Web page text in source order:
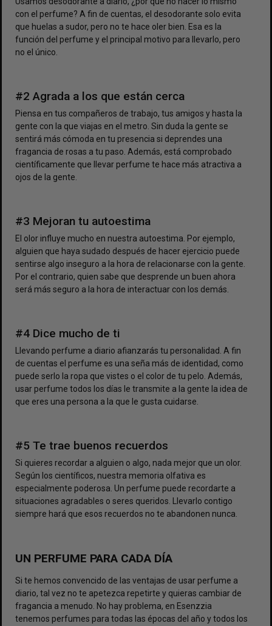
con el perfume? A fin de cuentas, el desodorante solo evita
que huelas a sudor, pero no te hace oler bien. Esa es la
función del perfume y el principal motivo para llevarlo, pero
no el único.
#2 Agrada a los que están cerca
Piensa en tus compañeros de trabajo, tus amigos y hasta la
gente con la que viajas en el metro. Sin duda la gente se
sentirá más cómoda en tu presencia si deprendes una
fragancia de rosas a tu paso. Además, está comprobado
científicamente que llevar perfume te hace más atractiva a
ojos de la gente.
#3 Mejoran tu autoestima
El olor influye mucho en nuestra autoestima. Por ejemplo,
alguien que haya sudado después de hacer ejercicio puede
sentirse algo inseguro a la hora de relacionarse con la gente.
Por el contrario, quien sabe que desprende un buen ahora
será más seguro a la hora de interactuar con los demás.
#4 Dice mucho de ti
Llevando perfume a diario afianzarás tu personalidad. A fin
de cuentas el perfume es una seña más de identidad, como
puede serlo la ropa que vistes o el color de tu pelo. Además,
usar perfume todos los días le transmite a la gente la idea de
que eres una persona a la que le gusta cuidarse.
#5 Te trae buenos recuerdos
Si quieres recordar a alguien o algo, nada mejor que un olor.
Según los científicos, nuestra memoria olfativa es
especialmente poderosa. Un perfume puede recordarte a
situaciones agradables o seres queridos. Llevarlo contigo
siempre hará que esos recuerdos no te abandonen nunca.
UN PERFUME PARA CADA DÍA
Si te hemos convencido de las ventajas de usar perfume a
diario, tal vez no te apetezca repetirte y quieras cambiar de
fragancia a menudo. No hay problema, en Esenzzia
tenemos perfumes para todas las épocas del año y todos los